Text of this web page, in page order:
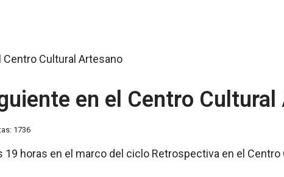
en el Centro
1736
19 horas en el marco del ciclo Retrospectiva en el